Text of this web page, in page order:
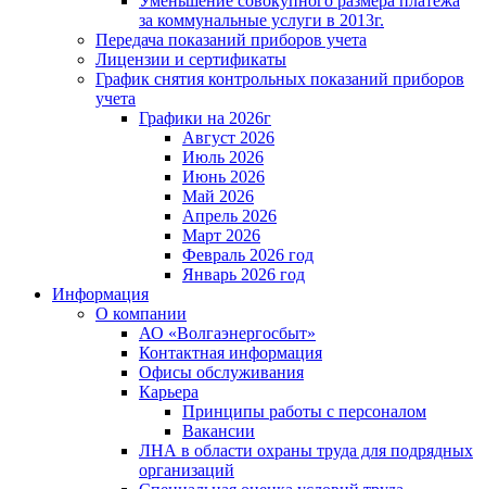
за коммунальные услуги в 2013г.
Передача показаний приборов учета
Лицензии и сертификаты
График снятия контрольных показаний приборов
учета
Графики на 2026г
Август 2026
Июль 2026
Июнь 2026
Май 2026
Апрель 2026
Март 2026
Февраль 2026 год
Январь 2026 год
Информация
О компании
АО «Волгаэнергосбыт»
Контактная информация
Офисы обслуживания
Карьера
Принципы работы с персоналом
Вакансии
ЛНА в области охраны труда для подрядных
организаций